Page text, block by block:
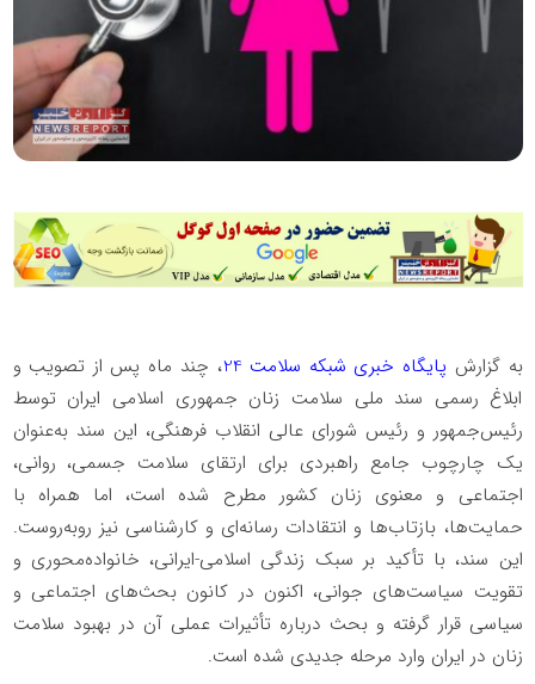
به گزارش پایگاه خبری شبکه سلامت 24
، چند ماه پس از تصویب و
ابلاغ رسمی سند ملی سلامت زنان جمهوری اسلامی ایران توسط
رئیس‌جمهور و رئیس شورای عالی انقلاب فرهنگی، این سند به‌عنوان
یک چارچوب جامع راهبردی برای ارتقای سلامت جسمی، روانی،
اجتماعی و معنوی زنان کشور مطرح شده است، اما همراه با
حمایت‌ها، بازتاب‌ها و انتقادات رسانه‌ای و کارشناسی نیز روبه‌روست.
این سند، با تأکید بر سبک زندگی اسلامی-ایرانی، خانواده‌محوری و
تقویت سیاست‌های جوانی، اکنون در کانون بحث‌های اجتماعی و
سیاسی قرار گرفته و بحث درباره تأثیرات عملی آن در بهبود سلامت
زنان در ایران وارد مرحله جدیدی شده است.